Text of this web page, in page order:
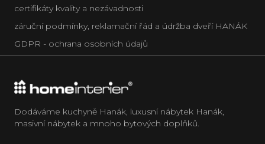
certifikáty kvality a nezávadnosti
záruční podmínky, reklamační řád a údržba dveří HANÁK
GDPR - ochrana osobních údajů
Dodáváme kuchyně Hanák, luxusní nábytek Hanák,
masivní nábytek a mnoho bytových doplňků.